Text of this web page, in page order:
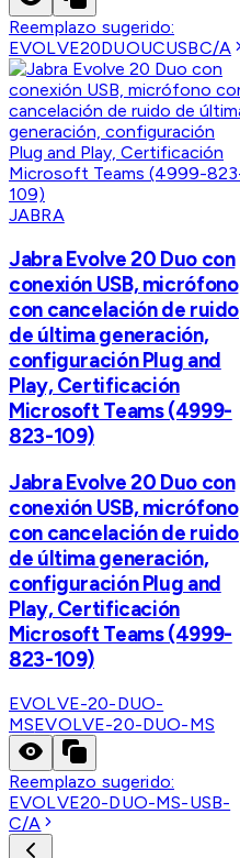
Reemplazo sugerido:
EVOLVE20DUOUCUSBC/A
JABRA
Jabra Evolve 20 Duo con
conexión USB, micrófono
con cancelación de ruido
de última generación,
configuración Plug and
Play, Certificación
Microsoft Teams (4999-
823-109)
Jabra Evolve 20 Duo con
conexión USB, micrófono
con cancelación de ruido
de última generación,
configuración Plug and
Play, Certificación
Microsoft Teams (4999-
823-109)
EVOLVE-20-DUO-
MSEVOLVE-20-DUO-MS
Reemplazo sugerido:
EVOLVE20-DUO-MS-USB-
C/A